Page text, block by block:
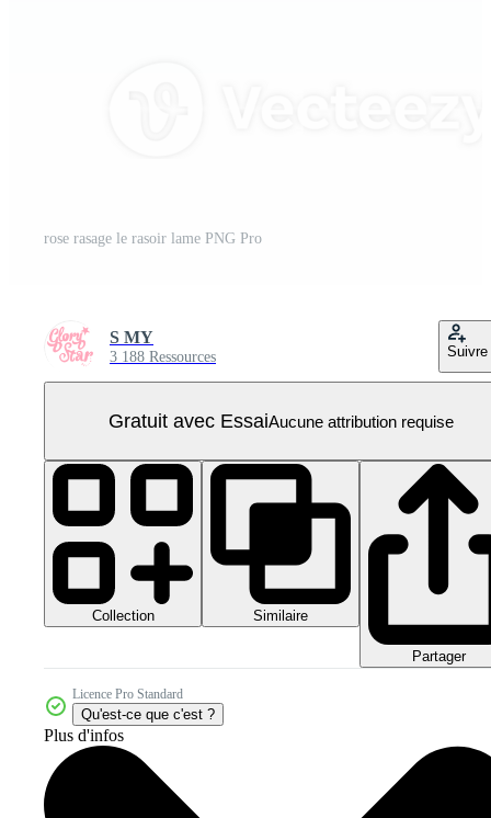
rose rasage le rasoir lame PNG Pro
S MY
3 188 Ressources Suivre
Gratuit avec EssaiAucune attribution requise
Collection Similaire
Partager
Licence Pro Standard
Qu'est-ce que c'est ?
Plus d'infos